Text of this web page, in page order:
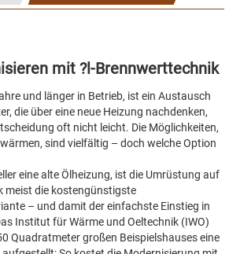
mit ?l-Brennwerttechnik
und länger in Betrieb, ist ein Austausch
die über eine neue Heizung nachdenken,
oft nicht leicht. Die Möglichkeiten,
sind vielfältig – doch welche Option
eine alte Ölheizung, ist die Umrüstung auf
meist die kostengünstigste
– und damit der einfachste Einstieg in
Institut für Wärme und Oeltechnik (IWO)
Quadratmeter großen Beispielshauses eine